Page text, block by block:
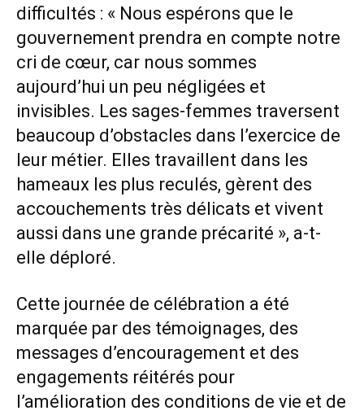
difficultés : « Nous espérons que le
gouvernement prendra en compte notre
cri de cœur, car nous sommes
aujourd’hui un peu négligées et
invisibles. Les sages-femmes traversent
beaucoup d’obstacles dans l’exercice de
leur métier. Elles travaillent dans les
hameaux les plus reculés, gèrent des
accouchements très délicats et vivent
aussi dans une grande précarité », a-t-
elle déploré.
Cette journée de célébration a été
marquée par des témoignages, des
messages d’encouragement et des
engagements réitérés pour
l’amélioration des conditions de vie et de